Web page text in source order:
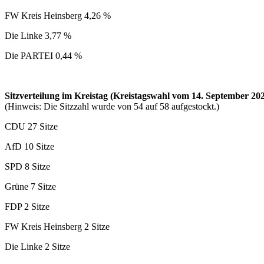
FW Kreis Heinsberg 4,26 %
Die Linke 3,77 %
Die PARTEI 0,44 %
Sitzverteilung im Kreistag (Kreistagswahl vom 14. September
(Hinweis: Die Sitzzahl wurde von 54 auf 58 aufgestockt.)
CDU 27 Sitze
AfD 10 Sitze
SPD 8 Sitze
Grüne 7 Sitze
FDP 2 Sitze
FW Kreis Heinsberg 2 Sitze
Die Linke 2 Sitze